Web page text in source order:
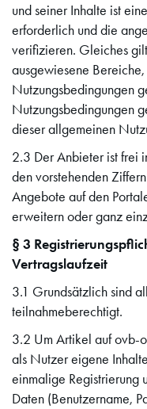
und seiner Inhalte ist
erforderlich und die
verifizieren. Gleiches
ausgewiesene
Nutzungsbedingungen
Nutzungsbedingungen
dieser allgemeinen
2.3 Der Anbieter ist frei
den vorstehenden
Angebote auf den
erweitern oder ganz
§ 3
Vertragslaufzeit
3.1 Grundsätzlich sind
teilnahmeberechtigt.
3.2 Um Artikel auf ovb-
als Nutzer eigene
einmalige Registrierung
Daten (Benutzername,